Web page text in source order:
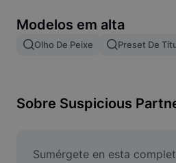
Mesclar imagens
Redimensionar Imagem
Criador de Memes
Modelos em alta
Olho De Peixe Preset De
Sobre Suspicious
Sumérgete en esta